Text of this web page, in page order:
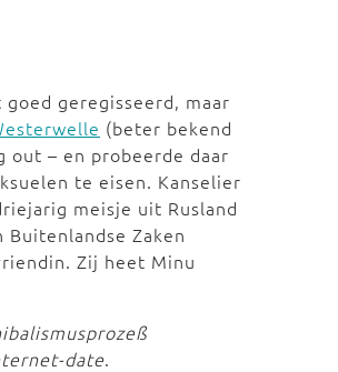
geregisseerd, maar
(beter bekend
out – en probeerde daar
te eisen. Kanselier
meisje uit Rusland
Zaken
Zij heet Minu
date.